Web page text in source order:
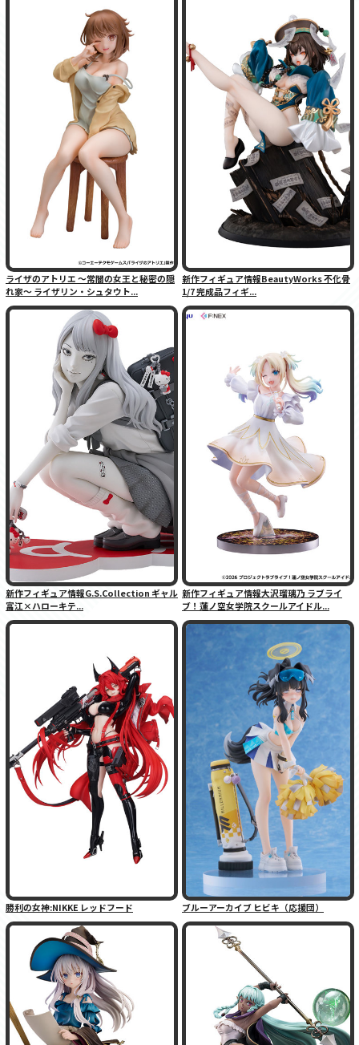
ライザのアトリエ 〜常闇の女王と秘密の隠
れ家〜 ライザリン・シュタウト...
新作フィギュア情報BeautyWorks 不化骨
1/7 完成品フィギ...
新作フィギュア情報G.S.Collection ギャル
富江×ハローキテ...
新作フィギュア情報大沢瑠璃乃 ラブライ
ブ！蓮ノ空女学院スクールアイドル...
勝利の女神:NIKKE レッドフード ブルーアーカイブ ヒビキ（応援団）